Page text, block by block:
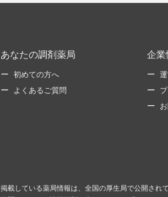
あなたの調剤薬局
初めての方へ
よくあるご質問
企業
掲載している薬局情報は、全国の厚生局で公開され